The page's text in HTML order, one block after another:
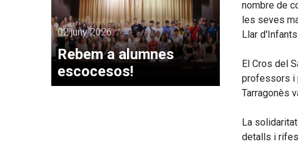
02 juny 2026
Rebem a alumnes
escocesos!
nombre de
les seves
Llar
El Cros del
professors i
Tarragonès
La
detalls i